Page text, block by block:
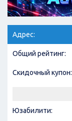
Адрес:
Общий рейтинг:
Скидочный купон:
Юзабилити: